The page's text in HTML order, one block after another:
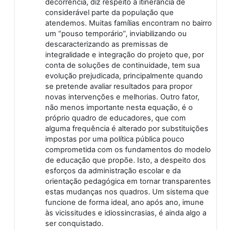
decorrência, diz respeito à itinerância de
considerável parte da população que
atendemos. Muitas famílias encontram no bairro
um “pouso temporário”, inviabilizando ou
descaracterizando as premissas de
integralidade e integração do projeto que, por
conta de soluções de continuidade, tem sua
evolução prejudicada, principalmente quando
se pretende avaliar resultados para propor
novas intervenções e melhorias. Outro fator,
não menos importante nesta equação, é o
próprio quadro de educadores, que com
alguma frequência é alterado por substituições
impostas por uma política pública pouco
comprometida com os fundamentos do modelo
de educação que propõe. Isto, a despeito dos
esforços da administração escolar e da
orientação pedagógica em tornar transparentes
estas mudanças nos quadros. Um sistema que
funcione de forma ideal, ano após ano, imune
às vicissitudes e idiossincrasias, é ainda algo a
ser conquistado.